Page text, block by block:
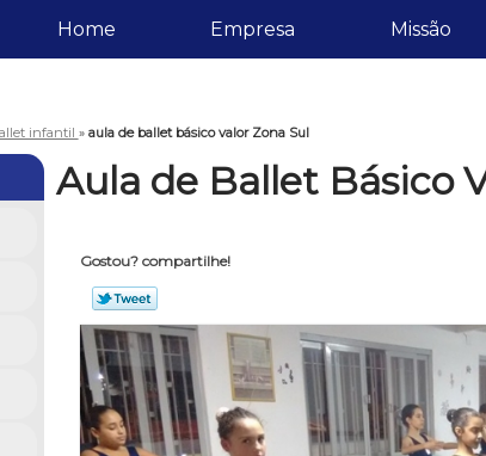
Home Empresa Missão
infantil » aula de ballet básico valor Zona Sul
Aula de Ballet Básico
Gostou? compartilhe!